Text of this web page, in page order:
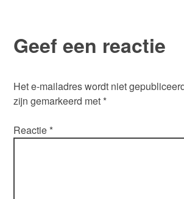
Geef een reactie
Het e-mailadres wordt niet
zijn gemarkeerd met *
Reactie *